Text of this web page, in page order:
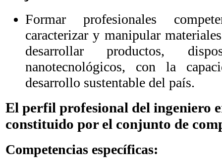
Formar profesionales
caracterizar y manipular
desarrollar productos,
nanotecnológicos, con la
desarrollo sustentable del país.
El perfil profesional del ingeniero
constituido por el conjunto de
Competencias específicas: